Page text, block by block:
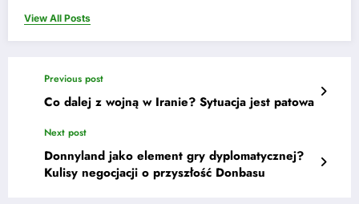
View All Posts
Previous post
Co dalej z wojną w Iranie? Sytuacja jest patowa
Next post
Donnyland jako element gry dyplomatycznej?
Kulisy negocjacji o przyszłość Donbasu